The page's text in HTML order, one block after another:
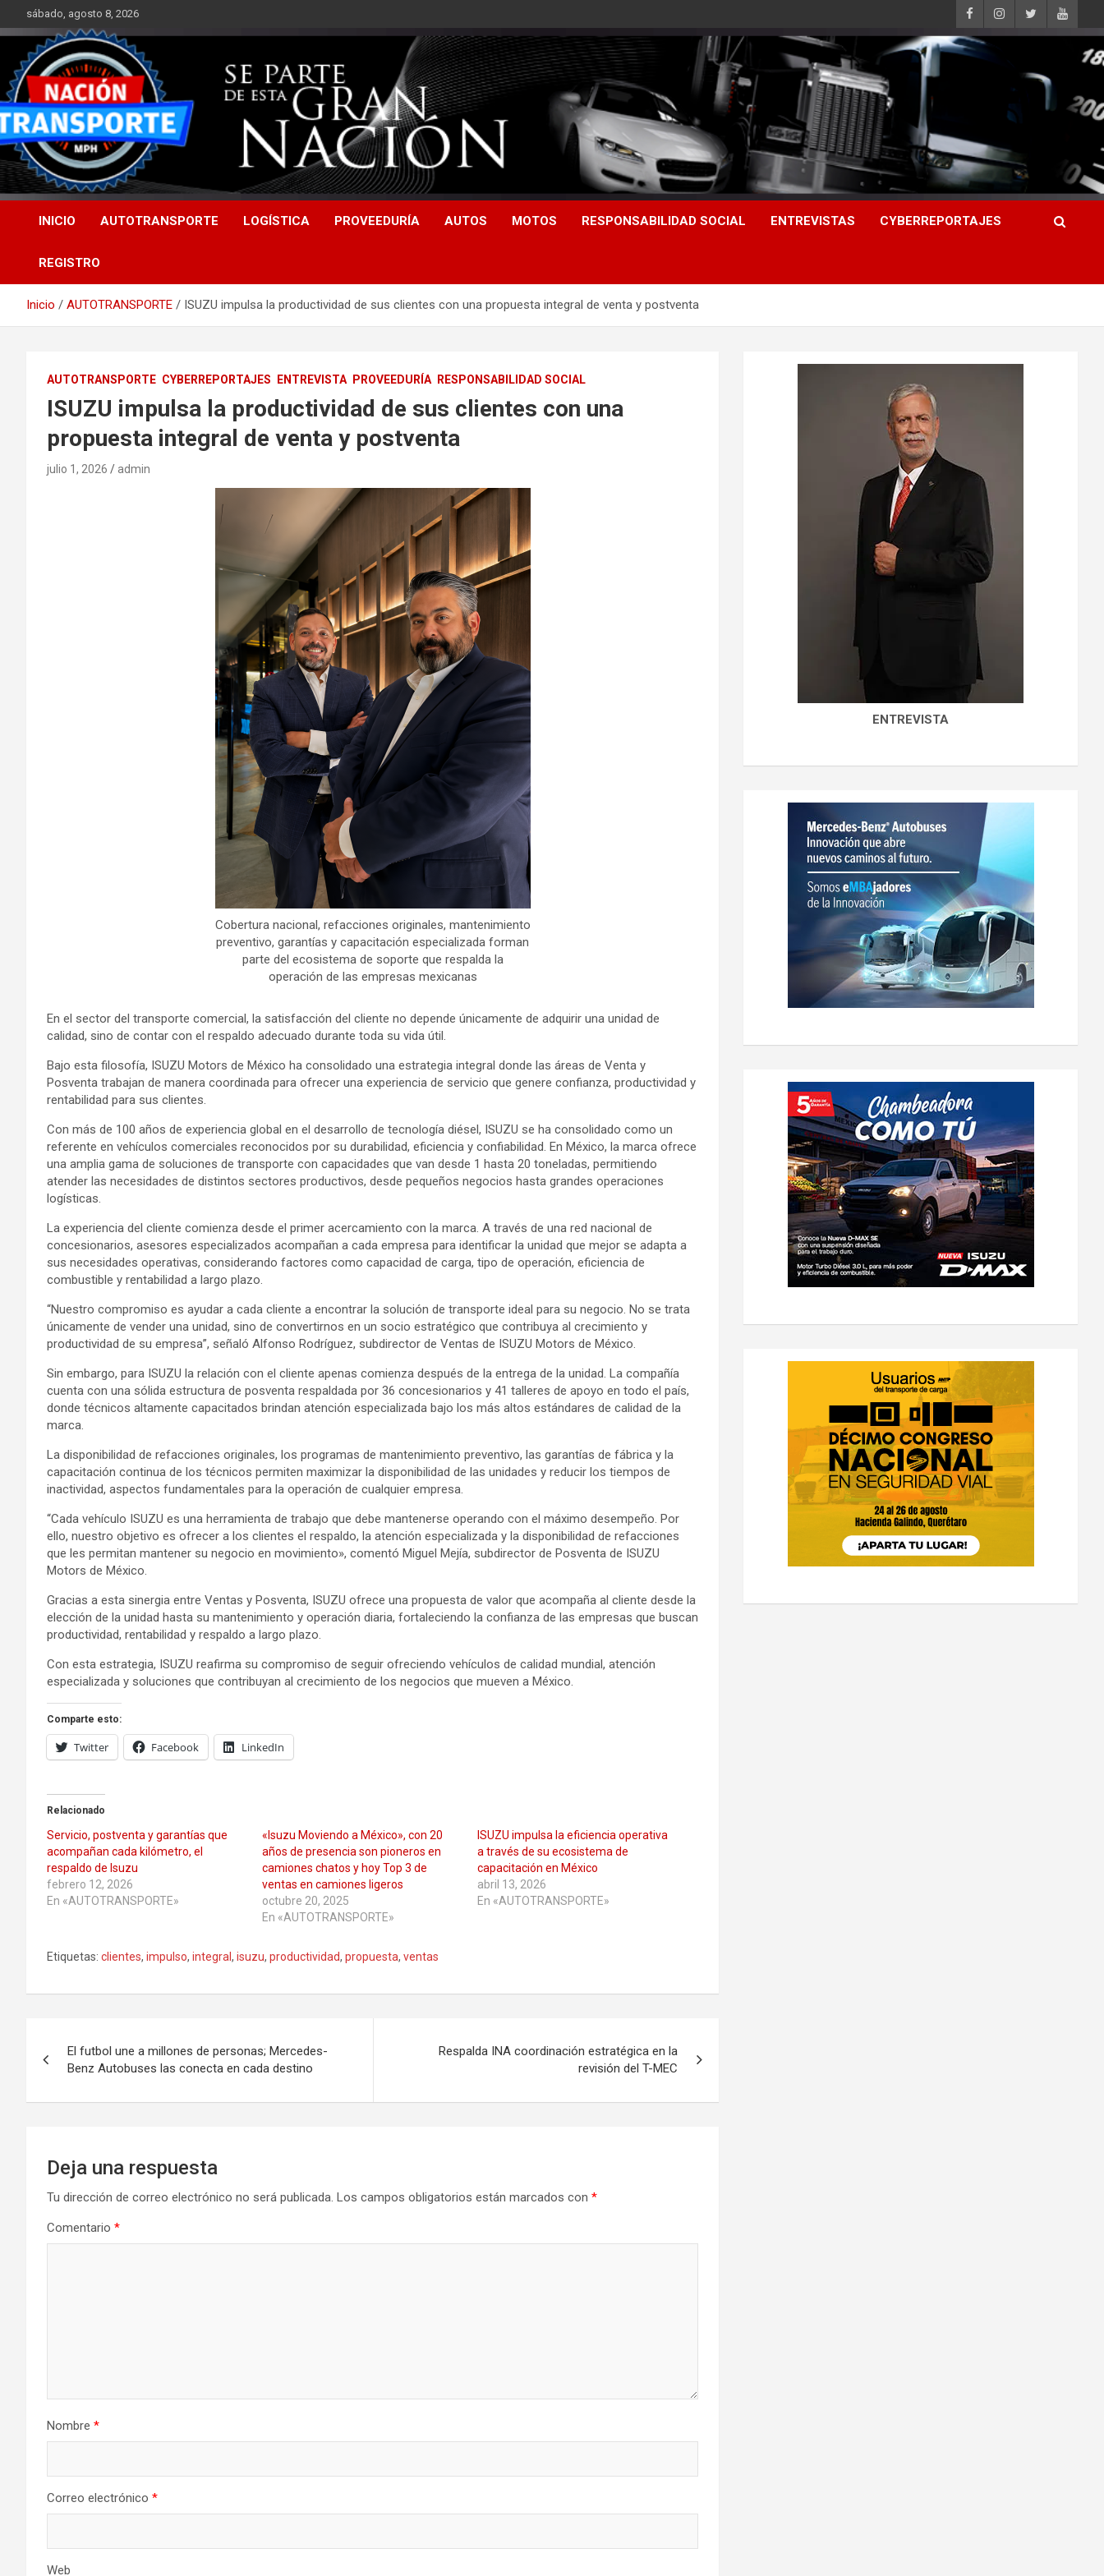
al
contenido
sábado, agosto 8, 2026
INICIO AUTOTRANSPORTE LOGÍSTICA PROVEEDURÍA AUTOS MOTOS RESPONSABILIDAD SOCIAL ENTREVISTAS CYBERREPORTAJES
REGISTRO
Inicio AUTOTRANSPORTE ISUZU impulsa la productividad de sus clientes con una propuesta integral de venta y postventa
AUTOTRANSPORTE CYBERREPORTAJES ENTREVISTA PROVEEDURÍA RESPONSABILIDAD SOCIAL
ISUZU impulsa la productividad de sus clientes con una
propuesta integral de venta y postventa
julio 1, 2026 admin
Cobertura nacional, refacciones originales, mantenimiento
preventivo, garantías y capacitación especializada forman
parte del ecosistema de soporte que respalda la
operación de las empresas mexicanas
En el sector del transporte comercial, la satisfacción del cliente no depende únicamente de adquirir una unidad de
calidad, sino de contar con el respaldo adecuado durante toda su vida útil.
Bajo esta filosofía, ISUZU Motors de México ha consolidado una estrategia integral donde las áreas de Venta y
Posventa trabajan de manera coordinada para ofrecer una experiencia de servicio que genere confianza, productividad y
rentabilidad para sus clientes.
Con más de 100 años de experiencia global en el desarrollo de tecnología diésel, ISUZU se ha consolidado como un
referente en vehículos comerciales reconocidos por su durabilidad, eficiencia y confiabilidad. En México, la marca ofrece
una amplia gama de soluciones de transporte con capacidades que van desde 1 hasta 20 toneladas, permitiendo
atender las necesidades de distintos sectores productivos, desde pequeños negocios hasta grandes operaciones
logísticas.
La experiencia del cliente comienza desde el primer acercamiento con la marca. A través de una red nacional de
concesionarios, asesores especializados acompañan a cada empresa para identificar la unidad que mejor se adapta a
sus necesidades operativas, considerando factores como capacidad de carga, tipo de operación, eficiencia de
combustible y rentabilidad a largo plazo.
“Nuestro compromiso es ayudar a cada cliente a encontrar la solución de transporte ideal para su negocio. No se trata
únicamente de vender una unidad, sino de convertirnos en un socio estratégico que contribuya al crecimiento y
productividad de su empresa”, señaló Alfonso Rodríguez, subdirector de Ventas de ISUZU Motors de México.
Sin embargo, para ISUZU la relación con el cliente apenas comienza después de la entrega de la unidad. La compañía
cuenta con una sólida estructura de posventa respaldada por 36 concesionarios y 41 talleres de apoyo en todo el país,
donde técnicos altamente capacitados brindan atención especializada bajo los más altos estándares de calidad de la
marca.
La disponibilidad de refacciones originales, los programas de mantenimiento preventivo, las garantías de fábrica y la
capacitación continua de los técnicos permiten maximizar la disponibilidad de las unidades y reducir los tiempos de
inactividad, aspectos fundamentales para la operación de cualquier empresa.
“Cada vehículo ISUZU es una herramienta de trabajo que debe mantenerse operando con el máximo desempeño. Por
ello, nuestro objetivo es ofrecer a los clientes el respaldo, la atención especializada y la disponibilidad de refacciones
que les permitan mantener su negocio en movimiento», comentó Miguel Mejía, subdirector de Posventa de ISUZU
Motors de México.
Gracias a esta sinergia entre Ventas y Posventa, ISUZU ofrece una propuesta de valor que acompaña al cliente desde la
elección de la unidad hasta su mantenimiento y operación diaria, fortaleciendo la confianza de las empresas que buscan
productividad, rentabilidad y respaldo a largo plazo.
Con esta estrategia, ISUZU reafirma su compromiso de seguir ofreciendo vehículos de calidad mundial, atención
especializada y soluciones que contribuyan al crecimiento de los negocios que mueven a México.
Comparte esto:
Twitter Facebook LinkedIn
Relacionado
Servicio, postventa y garantías que
acompañan cada kilómetro, el
respaldo de Isuzu
febrero 12, 2026
En «AUTOTRANSPORTE»
«Isuzu Moviendo a México», con 20
años de presencia son pioneros en
camiones chatos y hoy Top 3 de
ventas en camiones ligeros
octubre 20, 2025
En «AUTOTRANSPORTE»
ISUZU impulsa la eficiencia operativa
a través de su ecosistema de
capacitación en México
abril 13, 2026
En «AUTOTRANSPORTE»
Etiquetas: clientes, impulso, integral , isuzu, productividad, propuesta, ventas
de
entradas
El futbol une a millones de personas; Mercedes-
Benz Autobuses las conecta en cada destino
Respalda INA coordinación estratégica en la
revisión del T-MEC
Deja una respuesta
Tu dirección de correo electrónico no será publicada. Los campos obligatorios están marcados con *
Comentario *
Nombre *
Correo electrónico *
Web
ENTREVISTA